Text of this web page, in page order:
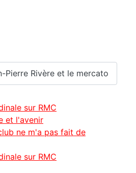
Pierre Rivère et le mercato
sur RMC
et l'avenir
ne m'a pas fait de
sur RMC